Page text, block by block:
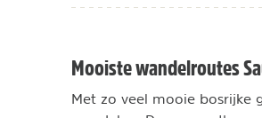
Mooiste wandelroutes
Met zo veel mooie bosrijke